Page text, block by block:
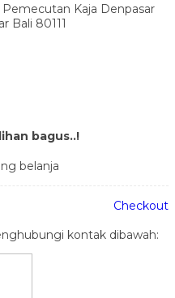
Kaja Denpasar
Bali 80111
bagus..!
belanja
Checkout
kontak dibawah: